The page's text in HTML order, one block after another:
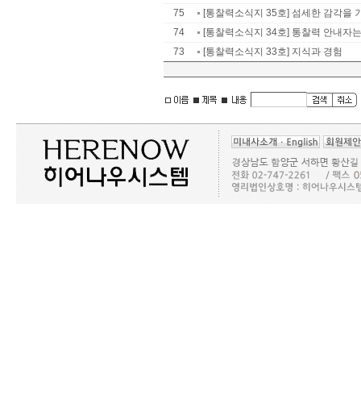
75
[통찰력소식지 35호] 섬세한 감각을
74
[통찰력소식지 34호] 통찰력 안내자
73
[통찰력소식지 33호] 지식과 경험